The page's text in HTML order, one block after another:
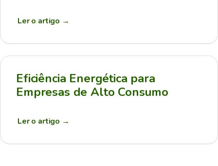
Ler o artigo →
Eficiência Energética para
Empresas de Alto Consumo
Ler o artigo →